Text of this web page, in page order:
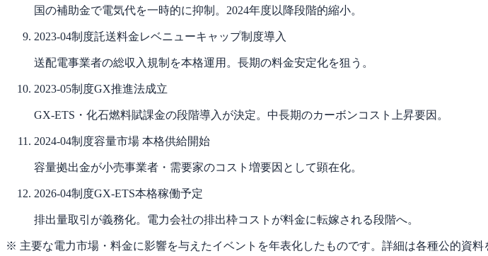
国の補助金で電気代を一時的に抑制。2024年度以降段階的縮小。
2023-04制度託送料金レベニューキャップ制度導入
送配電事業者の総収入規制を本格運用。長期の料金安定化を狙う。
2023-05制度GX推進法成立
GX-ETS・化石燃料賦課金の段階導入が決定。中長期のカーボンコスト上昇要因。
2024-04制度容量市場 本格供給開始
容量拠出金が小売事業者・需要家のコスト増要因として顕在化。
2026-04制度GX-ETS本格稼働予定
排出量取引が義務化。電力会社の排出枠コストが料金に転嫁される段階へ。
※ 主要な電力市場・料金に影響を与えたイベントを年表化したものです。詳細は各種公的資料